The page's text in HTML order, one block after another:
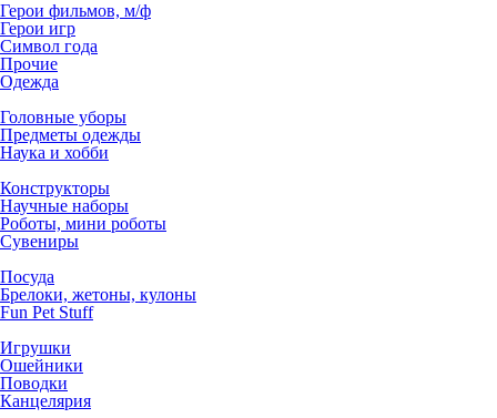
Герои фильмов, м/ф
Герои игр
Символ года
Прочие
Одежда
Головные уборы
Предметы одежды
Наука и хобби
Конструкторы
Научные наборы
Роботы, мини роботы
Сувениры
Посуда
Брелоки, жетоны, кулоны
Fun Pet Stuff
Игрушки
Ошейники
Поводки
Канцелярия